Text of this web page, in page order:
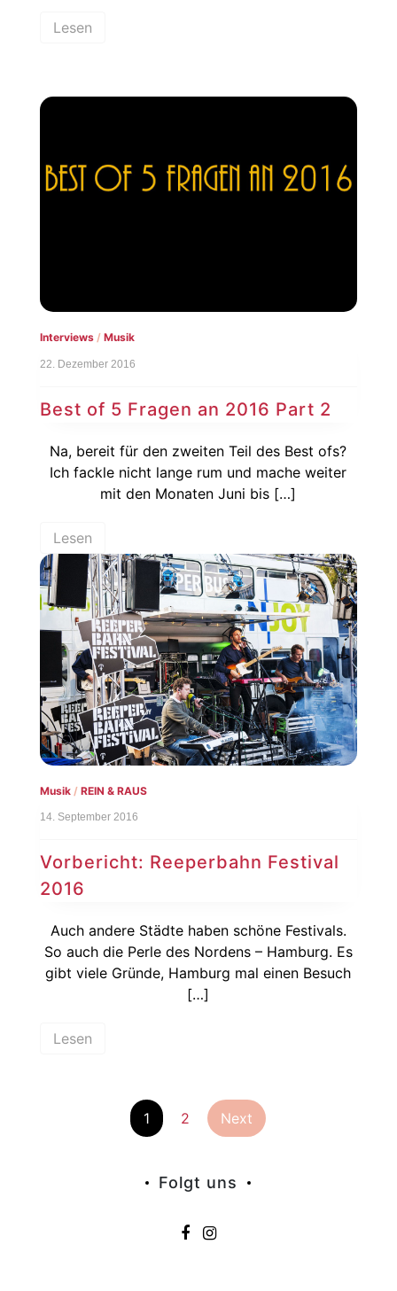
Lesen
Interviews/ Musik
22. Dezember 2016
Best of 5 Fragen an 2016 Part 2
Na, bereit für den zweiten Teil des Best ofs?
Ich fackle nicht lange rum und mache weiter
mit den Monaten Juni bis […]
Lesen
Musik/ REIN & RAUS
14. September 2016
Vorbericht: Reeperbahn Festival
2016
Auch andere Städte haben schöne Festivals.
So auch die Perle des Nordens – Hamburg. Es
gibt viele Gründe, Hamburg mal einen Besuch
[…]
Lesen
Beiträge
1 2 Next
Folgt uns